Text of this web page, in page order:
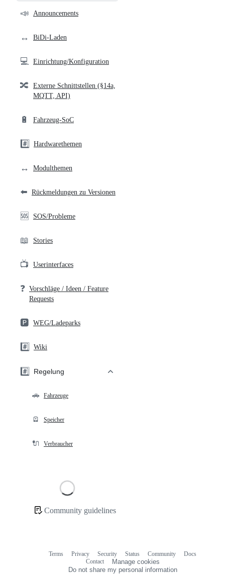
community
📣 Announcements
↔️ BiDi-Laden
💻 Einrichtung/Konfiguration
🔀 Externe Schnittstellen (§14a,
MQTT, API)
🔋 Fahrzeug-SoC
#️⃣ Hardwarethemen
↔️ Modulthemen
⬅️ Rückmeldungen zu Versionen
🆘 SOS/Probleme
📖 Stories
📺 Userinterfaces
❓ Vorschläge / Ideen / Feature
Requests
🅿️ WEG/Ladeparks
#️⃣ Wiki
#️⃣ Regelung
🚗 Fahrzeuge
🪫 Speicher
🔌 Verbraucher
Community guidelines
Terms Privacy Security Status Community
Docs
Contact
Manage cookies
Do not share my personal information